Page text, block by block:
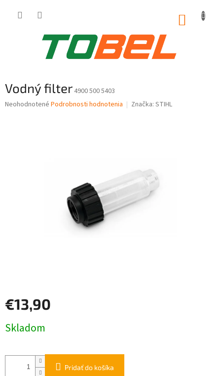
Vodný filter 4900 500 5403
Priemerné
Neohodnotené Podrobnosti hodnotenia Značka: STIHL
€13,90
cena:
Skladom
Pridať do košíka